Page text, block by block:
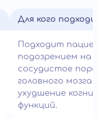
Для кого
Подходит
подозрением на
сосудистое
головного мозга
ухудшение
функций.